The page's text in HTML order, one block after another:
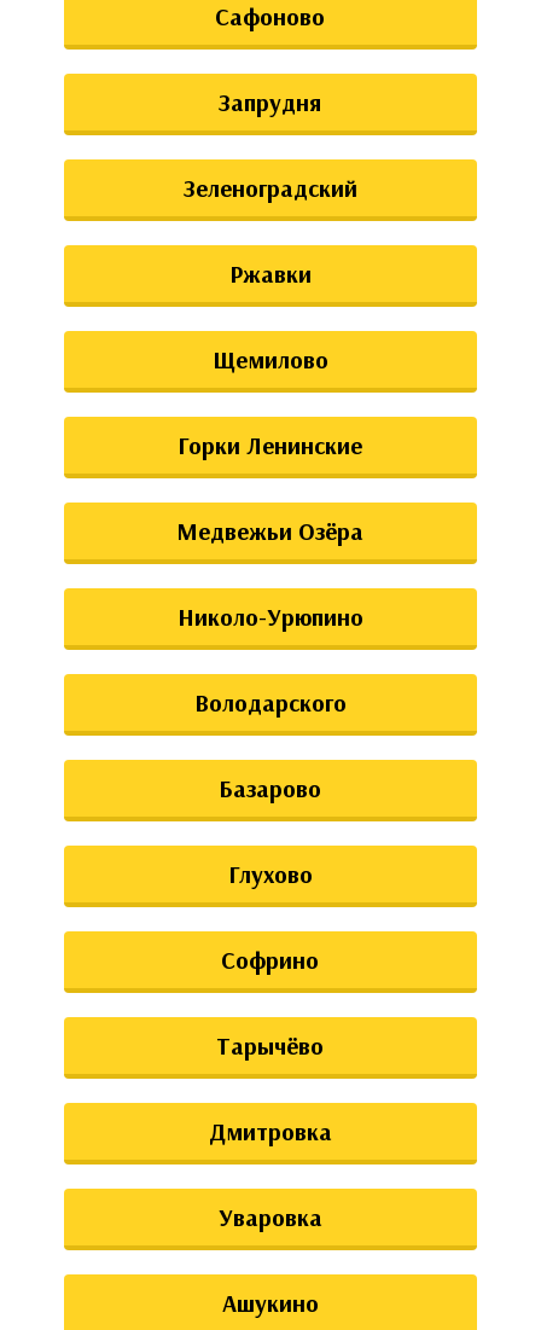
Сафоново
Запрудня
Зеленоградский
Ржавки
Щемилово
Горки Ленинские
Медвежьи Озёра
Николо-Урюпино
Володарского
Базарово
Глухово
Софрино
Тарычёво
Дмитровка
Уваровка
Ашукино